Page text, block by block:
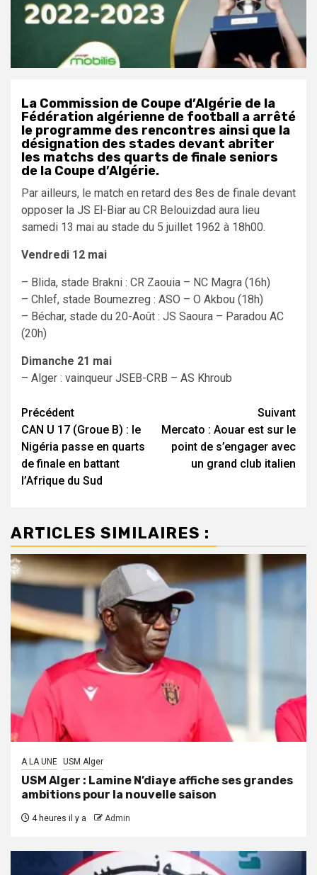
La Commission de Coupe d’Algérie de la
Fédération algérienne de football a arrêté
le programme des rencontres ainsi que la
désignation des stades devant abriter
les matchs des quarts de finale seniors
de la Coupe d’Algérie.
Par ailleurs, le match en retard des 8es de finale devant
opposer la JS El-Biar au CR Belouizdad aura lieu
samedi 13 mai au stade du 5 juillet 1962 à 18h00.
Vendredi 12 mai
– Blida, stade Brakni : CR Zaouia – NC Magra (16h)
– Chlef, stade Boumezreg : ASO – O Akbou (18h)
– Béchar, stade du 20-Août : JS Saoura – Paradou AC
(20h)
Dimanche 21 mai
– Alger : vainqueur JSEB-CRB – AS Khroub
Navigation
d’article
Précédent
CAN U 17 (Groue B) : le
Nigéria passe en quarts
de finale en battant
l’Afrique du Sud
Suivant
Mercato : Aouar est sur le
point de s’engager avec
un grand club italien
ARTICLES SIMILAIRES :
A LA UNE USM Alger
USM Alger : Lamine N’diaye affiche ses grandes
ambitions pour la nouvelle saison
4 heures il y a Admin